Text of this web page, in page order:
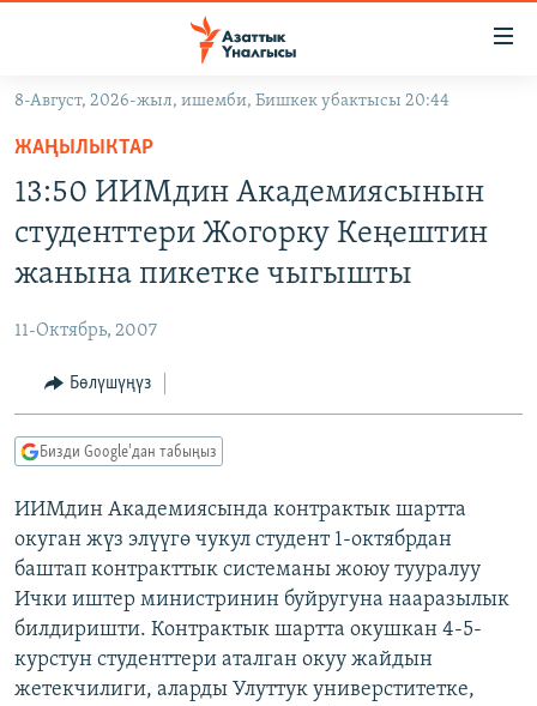
Навигацияга
өтүңүз
салыңыз
МАДАНИЯТ
УКРАИНА
ТВ ПРОГРАММАЛАР
БҮГҮН АЗАТТЫКТА
ДАНИСТЕ
АЗАТТЫК+
ЫҢГАЙСЫЗ СУРООЛОР
ПОДКАСТ
ОНЛАЙН ШЕРИНЕ
8-Август, 2026-жыл, ишемби, Бишкек убактысы 20:44
ЖАҢЫЛЫКТАР
13:50 ИИМдин Академиясынын
студенттери Жогорку Кеңештин
жанына пикетке чыгышты
11-Октябрь, 2007
Бөлүшүңүз
Бизди Google'дан табыңыз
ИИМдин Академиясында контрактык шартта
окуган жүз элүүгө чукул студент 1-октябрдан
баштап контракттык системаны жоюу тууралуу
Ички иштер министринин буйругуна нааразылык
билдиришти. Контрактык шартта окушкан 4-5-
курстун студенттери аталган окуу жайдын
жетекчилиги, аларды Улуттук универститетке,